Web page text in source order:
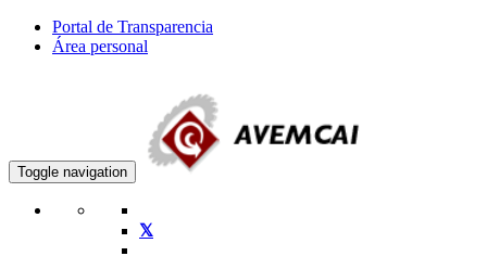
Portal de Transparencia
Área personal
Toggle navigation